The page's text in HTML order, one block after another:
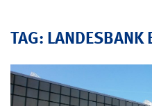
TAG: LANDESBANK